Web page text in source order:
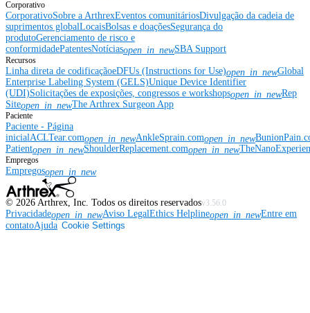
Corporativo
CorporativoSobre a ArthrexEventos comunitáriosDivulgação da cadeia de
suprimentos globalLocaisBolsas e doaçõesSegurança do
produtoGerenciamento de risco e
conformidadePatentesNotíciasopen_in_newSBA Support
Recursos
Linha direta de codificaçãoeDFUs (Instructions for Use)open_in_newGlobal
Enterprise Labeling System (GELS)Unique Device Identifier
(UDI)Solicitações de exposições, congressos e workshopsopen_in_newRep
Siteopen_in_newThe Arthrex Surgeon App
Paciente
Paciente - Página
inicialACLTear.comopen_in_newAnkleSprain.comopen_in_new
Patientopen_in_newShoulderReplacement.comopen_in_new
Empregos
Empregosopen_in_new
© 2026 Arthrex, Inc. Todos os direitos reservadosv3.56.0
Privacidadeopen_in_newAviso LegalEthics Helplineopen_in_newEntre em
contatoAjuda Cookie Settings